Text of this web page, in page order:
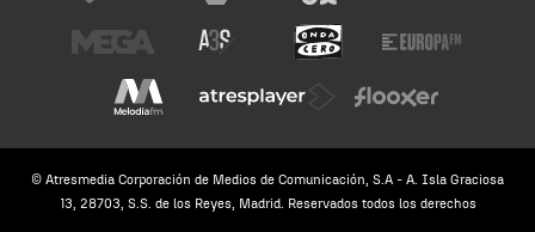
© Atresmedia Corporación de Medios de Comunicación, S.A - A. Isla Graciosa
13, 28703, S.S. de los Reyes, Madrid. Reservados todos los derechos